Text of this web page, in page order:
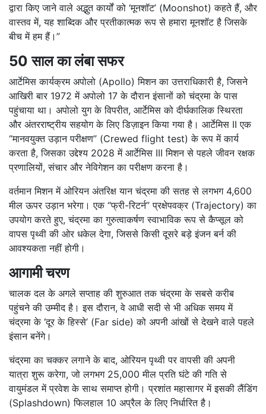
द्वारा किए जाने वाले अद्भुत कार्यों को ‘मूनशॉट’ (Moonshot) कहते हैं, और
वास्तव में, यह शाब्दिक और प्रतीकात्मक रूप से हमारा मूनशॉट है जिसके
बीच में हम हैं।”
50 साल का लंबा सफर
आर्टेमिस कार्यक्रम अपोलो (Apollo) मिशन का उत्तराधिकारी है, जिसने
आखिरी बार 1972 में अपोलो 17 के दौरान इंसानों को चंद्रमा के पास
पहुंचाया था। अपोलो युग के विपरीत, आर्टेमिस को दीर्घकालिक स्थिरता
और अंतरराष्ट्रीय सहयोग के लिए डिज़ाइन किया गया है। आर्टेमिस II एक
“मानवयुक्त उड़ान परीक्षण” (Crewed flight test) के रूप में कार्य
करता है, जिसका उद्देश्य 2028 में आर्टेमिस III मिशन से पहले जीवन रक्षक
प्रणालियों, संचार और नेविगेशन का परीक्षण करना है।
वर्तमान मिशन में ओरियन अंतरिक्ष यान चंद्रमा की सतह से लगभग 4,600
मील ऊपर उड़ान भरेगा। एक “फ्री-रिटर्न” प्रक्षेपवक्र (Trajectory) का
उपयोग करते हुए, चंद्रमा का गुरुत्वाकर्षण स्वाभाविक रूप से कैप्सूल को
वापस पृथ्वी की ओर धकेल देगा, जिससे किसी दूसरे बड़े इंजन बर्न की
आवश्यकता नहीं होगी।
आगामी चरण
चालक दल के अगले सप्ताह की शुरुआत तक चंद्रमा के सबसे करीब
पहुंचने की उम्मीद है।इस दौरान, वे आधी सदी से भी अधिक समय में
चंद्रमा के ‘दूर के हिस्से’ (Far side) को अपनी आंखों से देखने वाले पहले
इंसान बनेंगे।
चंद्रमा का चक्कर लगाने के बाद, ओरियन पृथ्वी पर वापसी की अपनी
यात्रा शुरू करेगा, जो लगभग 25,000 मील प्रति घंटे की गति से
वायुमंडल में प्रवेश के साथ समाप्त होगी। प्रशांत महासागर में इसकी लैंडिंग
(Splashdown) फिलहाल 10 अप्रैल के लिए निर्धारित है।